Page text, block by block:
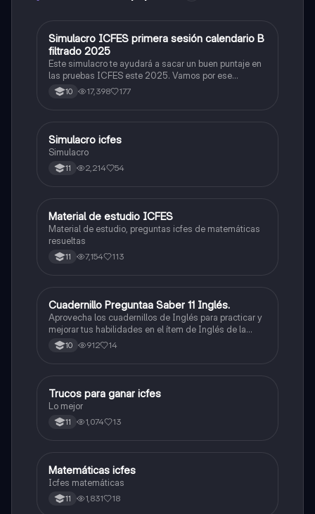
ICFES: Matemáticas
Simulacro ICFES primera sesión calendario B
filtrado 2025
Este simulacro te ayudará a sacar un buen puntaje en
las pruebas ICFES este 2025. Vamos por ese
500/500. Y poder ser admitido en la universidad que
quieras, estudiar la carrera que quieres y no la que te
10 17,398 177
ICFES: Lectura Crítica
Simulacro icfes
Simulacro
11 2,214 54
ICFES: Matemáticas
Material de estudio ICFES
Material de estudio, preguntas icfes de matemáticas
resueltas
11 7,154 113
ICFES: Inglés
Cuadernillo Preguntaa Saber 11 Inglés.
Aprovecha los cuadernillos de Inglés para practicar y
mejorar tus habilidades en el ítem de Inglés de la
Prueba Saber 11. 🫡
10 912 14
Química
Trucos para ganar icfes
Lo mejor
11 1,074 13
ICFES: Matemáticas
Matemáticas icfes
Icfes matemáticas
11 1,831 18